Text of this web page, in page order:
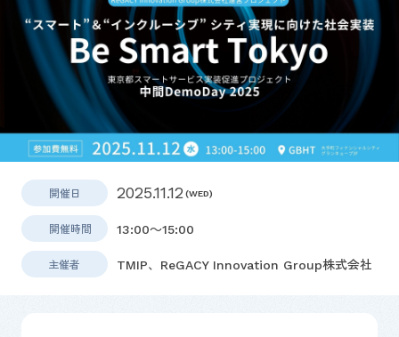
開催日 2025.11.12 (WED)
開催時間 13:00～15:00
主催者 TMIP、ReGACY Innovation Group株式会社